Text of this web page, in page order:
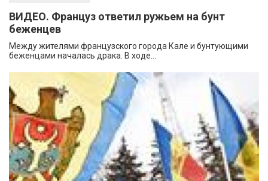
ВИДЕО. Француз ответил ружьем на бунт
беженцев
Между жителями французского города Кале и бунтующими
беженцами началась драка. В ходе...